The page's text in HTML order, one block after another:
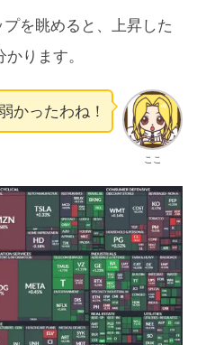
を眺めると、上昇した
ります。
ここ
かったわね！